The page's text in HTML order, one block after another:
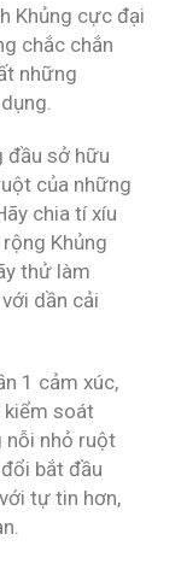
Khủng cực đại
chắc chắn
những
đầu sở hữu
của những
chia tí xíu
Khủng
thử làm
dần cải
1 cảm xúc,
kiểm soát
nỗi nhỏ ruột
bắt đầu
tự tin hơn,